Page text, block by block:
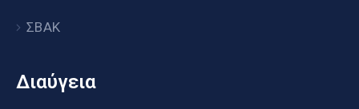
ΣΒΑΚ
Διαύγεια